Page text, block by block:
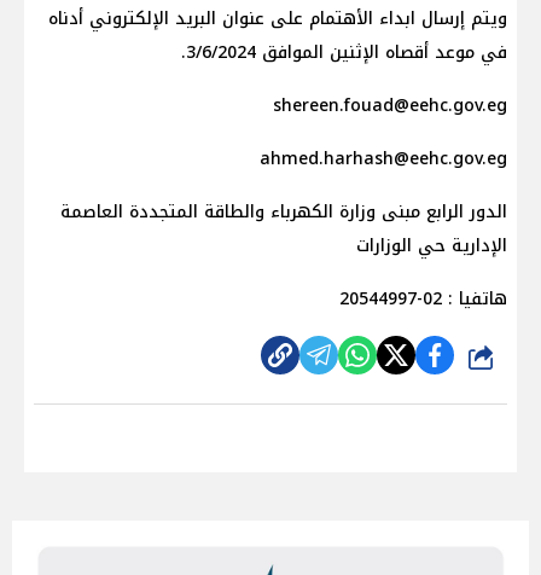
ويتم إرسال ابداء الأهتمام على عنوان البريد الإلكتروني أدناه
في موعد أقصاه الإثنين الموافق 3/6/2024.
shereen.fouad@eehc.gov.eg
ahmed.harhash@eehc.gov.eg
الدور الرابع مبنى وزارة الكهرباء والطاقة المتجددة العاصمة
الإدارية حي الوزارات
هاتفيا : 02-20544997
شارك